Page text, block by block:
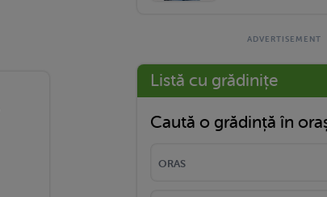
Listă cu grădinițe
Caută o grădință în